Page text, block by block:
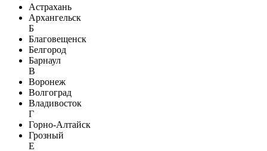
Астрахань
Архангельск
Б
Благовещенск
Белгород
Барнаул
В
Воронеж
Волгоград
Владивосток
Г
Горно-Алтайск
Грозный
Е